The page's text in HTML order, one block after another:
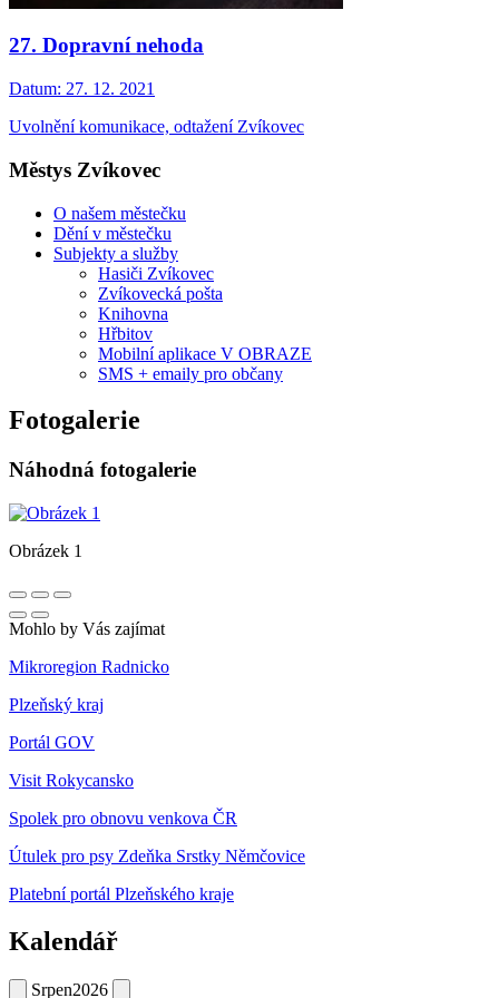
27. Dopravní nehoda
Datum: 27. 12. 2021
Uvolnění komunikace, odtažení Zvíkovec
Městys Zvíkovec
O našem městečku
Dění v městečku
Subjekty a služby
Hasiči Zvíkovec
Zvíkovecká pošta
Knihovna
Hřbitov
Mobilní aplikace V OBRAZE
SMS + emaily pro občany
Fotogalerie
Náhodná fotogalerie
Obrázek 1
Mohlo by Vás zajímat
Mikroregion Radnicko
Plzeňský kraj
Portál GOV
Visit Rokycansko
Spolek pro obnovu venkova ČR
Útulek pro psy Zdeňka Srstky Němčovice
Platební portál Plzeňského kraje
Kalendář
Srpen2026